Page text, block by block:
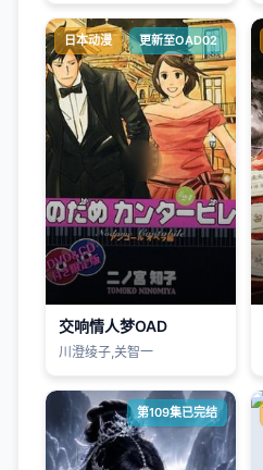
日本动漫 更新至OAD02
交响情人梦OAD
川澄绫子,关智一
第109集已完结